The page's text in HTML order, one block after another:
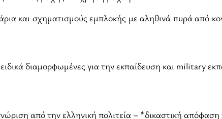
και σχηματισμούς εμπλοκής με αληθινά πυρά από
διαμορφωμένες για την εκπαίδευση και military
από την ελληνική πολιτεία – *δικαστική απόφαση